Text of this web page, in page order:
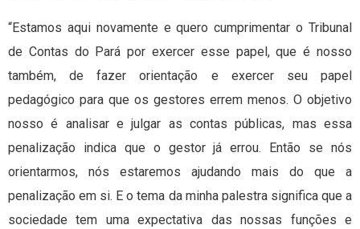
“Estamos aqui novamente e quero cumprimentar o Tribunal
de Contas do Pará por exercer esse papel, que é nosso
também, de fazer orientação e exercer seu papel
pedagógico para que os gestores errem menos. O objetivo
nosso é analisar e julgar as contas públicas, mas essa
penalização indica que o gestor já errou. Então se nós
orientarmos, nós estaremos ajudando mais do que a
penalização em si. E o tema da minha palestra significa que a
sociedade tem uma expectativa das nossas funções e